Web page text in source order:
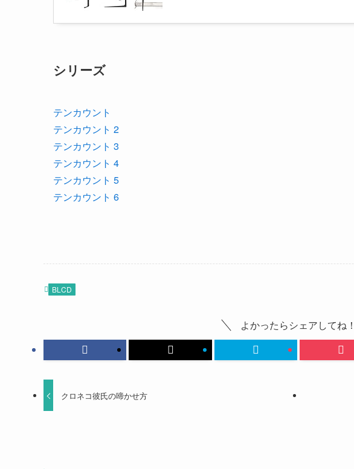
シリーズ
テンカウント
テンカウント 2
テンカウント 3
テンカウント 4
テンカウント 5
テンカウント 6
BLCD
よかったらシェアしてね！
クロネコ彼氏の啼かせ方